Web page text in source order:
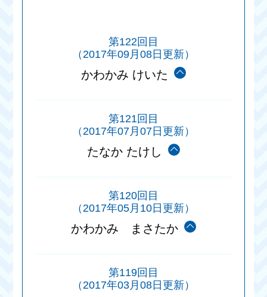
第122回目
（2017年09月08日更新）
かわかみ けいた
第121回目
（2017年07月07日更新）
たなか たけし
第120回目
（2017年05月10日更新）
かわかみ まさたか
第119回目
（2017年03月08日更新）